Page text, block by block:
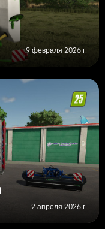
9 февраля 2026 г.
2 апреля 2026 г.